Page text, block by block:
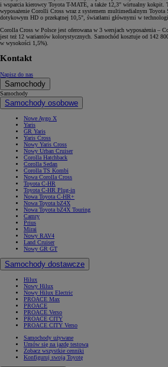
i wsparcia kierowcy Toyota T-MATE, a także 12,3" wirtualny kokpit.
wyposażenie Corolli Cross wraz z systemem multimedialnym Toyota
dotykowym HD o przekątnej 10,5", światłami głównymi w
Corolla Cross w Polsce jest oferowana w 3 wersjach wyposażenia –
jest też 12 wariantów kolorystycznych. Samochód kosztuje od 142
w wysokości 1,5%).
Kontakt
Napisz do nas
Samochody
Samochody
Samochody osobowe
Nowe Aygo X
Yaris
GR Yaris
Yaris Cross
Nowy Yaris Cross
Nowy Urban Cruiser
Corolla Hatchback
Corolla Sedan
Corolla TS Kombi
Nowa Corolla Cross
Toyota C-HR
Toyota C-HR Plug-in
Nowa Toyota C-HR+
Nowa Toyota bZ4X
Nowa Toyota bZ4X Touring
Camry
Prius
Mirai
Nowy RAV4
Land Cruiser
Nowy GR GT
Samochody dostawcze
Hilux
Nowy Hilux
Nowy Hilux Electric
PROACE Max
PROACE
PROACE Verso
PROACE CITY
PROACE CITY Verso
Samochody używane
Umów się na jazdę testową
Zobacz wszystkie cenniki
Konfiguruj swoją Toyotę